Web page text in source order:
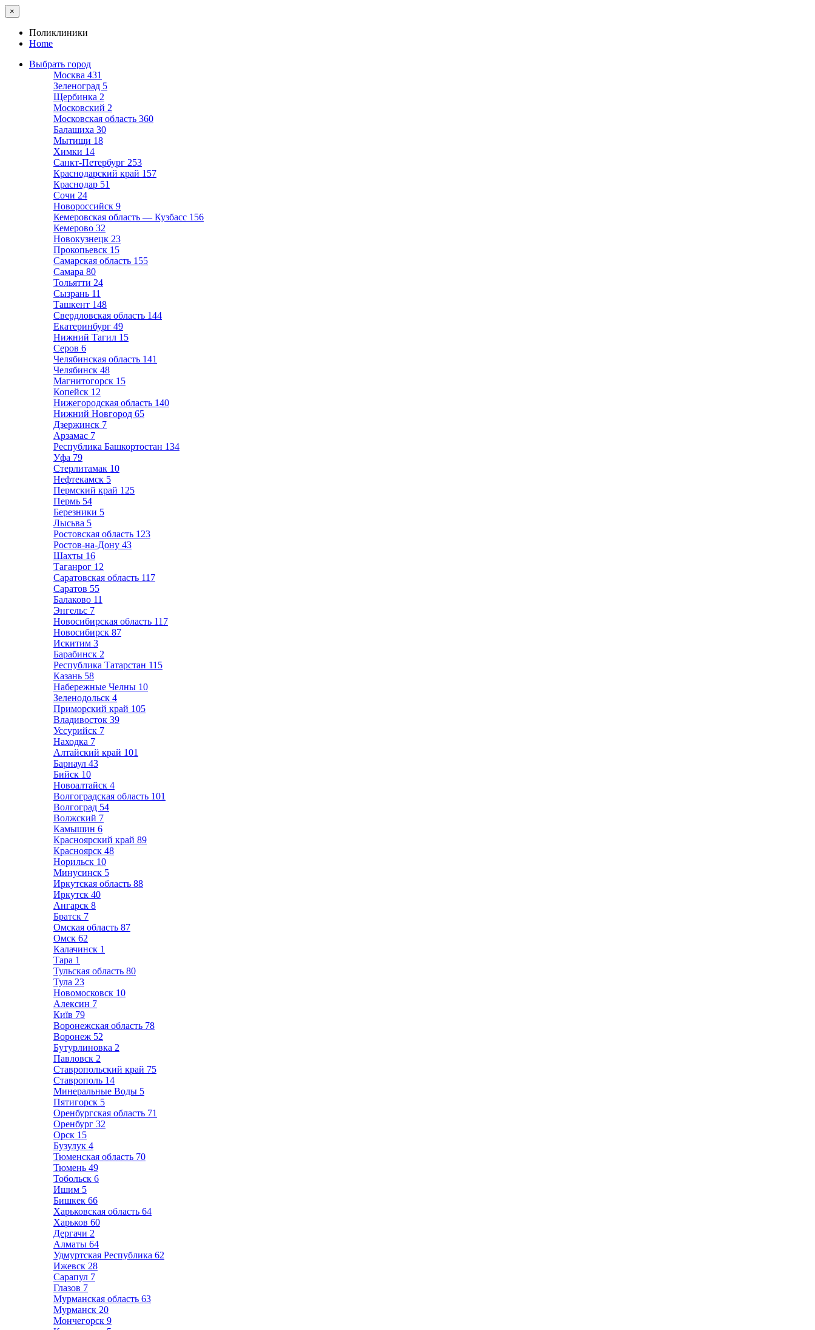
×
Поликлиники
Home
Выбрать город
Москва 431
Зеленоград 5
Щербинка 2
Московский 2
Московская область 360
Балашиха 30
Мытищи 18
Химки 14
Санкт-Петербург 253
Краснодарский край 157
Краснодар 51
Сочи 24
Новороссийск 9
Кемеровская область — Кузбасс 156
Кемерово 32
Новокузнецк 23
Прокопьевск 15
Самарская область 155
Самара 80
Тольятти 24
Сызрань 11
Ташкент 148
Свердловская область 144
Екатеринбург 49
Нижний Тагил 15
Серов 6
Челябинская область 141
Челябинск 48
Магнитогорск 15
Копейск 12
Нижегородская область 140
Нижний Новгород 65
Дзержинск 7
Арзамас 7
Республика Башкортостан 134
Уфа 79
Стерлитамак 10
Нефтекамск 5
Пермский край 125
Пермь 54
Березники 5
Лысьва 5
Ростовская область 123
Ростов-на-Дону 43
Шахты 16
Таганрог 12
Саратовская область 117
Саратов 55
Балаково 11
Энгельс 7
Новосибирская область 117
Новосибирск 87
Искитим 3
Барабинск 2
Республика Татарстан 115
Казань 58
Набережные Челны 10
Зеленодольск 4
Приморский край 105
Владивосток 39
Уссурийск 7
Находка 7
Алтайский край 101
Барнаул 43
Бийск 10
Новоалтайск 4
Волгоградская область 101
Волгоград 54
Волжский 7
Камышин 6
Красноярский край 89
Красноярск 48
Норильск 10
Минусинск 5
Иркутская область 88
Иркутск 40
Ангарск 8
Братск 7
Омская область 87
Омск 62
Калачинск 1
Тара 1
Тульская область 80
Тула 23
Новомосковск 10
Алексин 7
Київ 79
Воронежская область 78
Воронеж 52
Бутурлиновка 2
Павловск 2
Ставропольский край 75
Ставрополь 14
Минеральные Воды 5
Пятигорск 5
Оренбургская область 71
Оренбург 32
Орск 15
Бузулук 4
Тюменская область 70
Тюмень 49
Тобольск 6
Ишим 5
Бишкек 66
Харьковская область 64
Харьков 60
Дергачи 2
Алматы 64
Удмуртская Республика 62
Ижевск 28
Сарапул 7
Глазов 7
Мурманская область 63
Мурманск 20
Мончегорск 9